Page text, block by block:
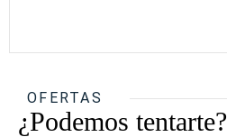
OFERTAS
¿Podemos tentarte?